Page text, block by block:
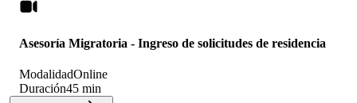
Asesoría Migratoria - Ingreso de solicitudes de residencia
ModalidadOnline
Duración45 min